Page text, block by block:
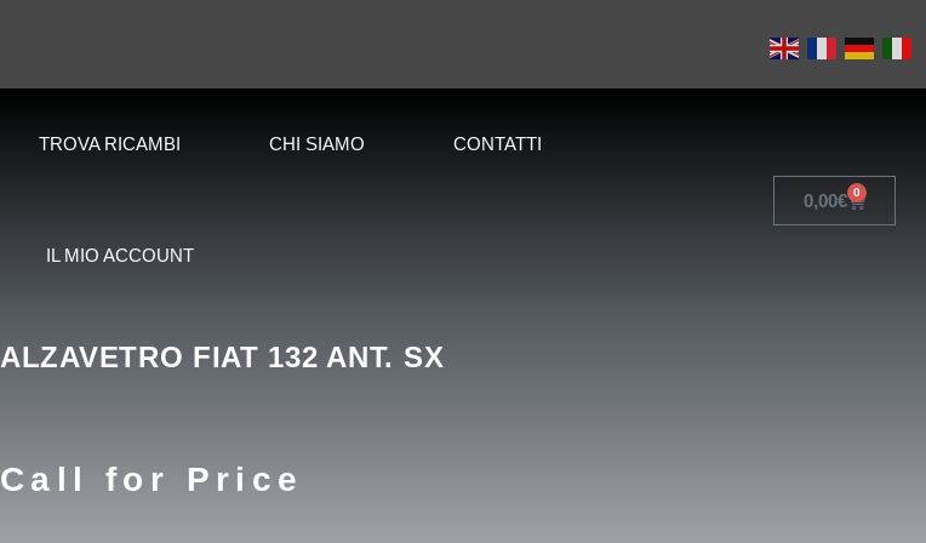
TROVA RICAMBI CHI SIAMO CONTATTI
IL MIO ACCOUNT
0,00€ 0
ALZAVETRO FIAT 132 ANT. SX
Call for Price